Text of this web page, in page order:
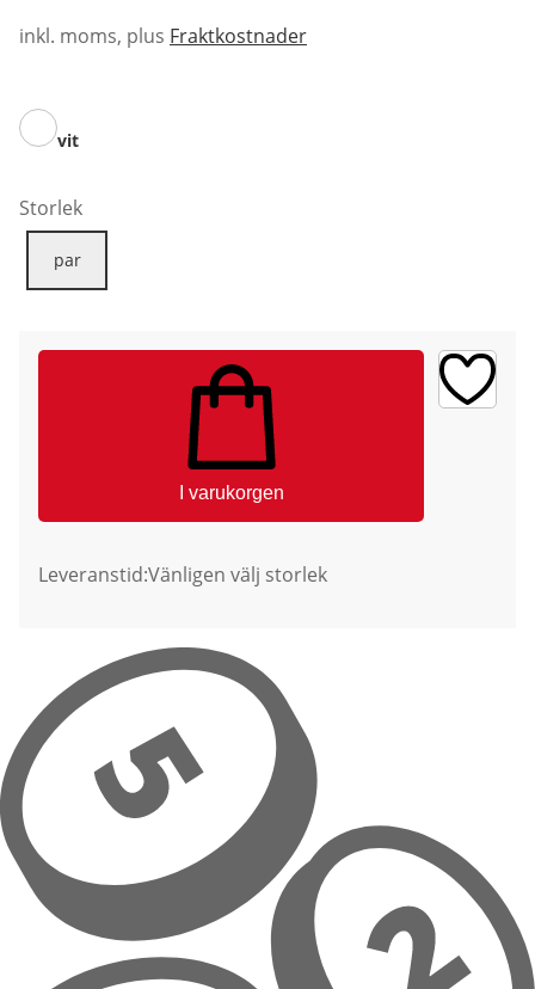
inkl. moms, plus Fraktkostnader
vit
Storlek
par
I varukorgen
Leveranstid:Vänligen välj storlek